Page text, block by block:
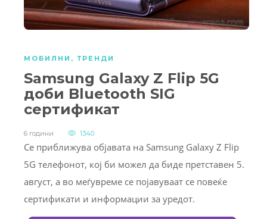
МОБИЛНИ , ТРЕНДИ
Samsung Galaxy Z Flip 5G
доби Bluetooth SIG
сертификат
6 години 1340
Се приближува објавата на Samsung Galaxy Z Flip
5G телефонот, кој би можел да биде претставен 5.
август, а во меѓувреме се појавуваат се повеќе
сертификати и информации за уредот.